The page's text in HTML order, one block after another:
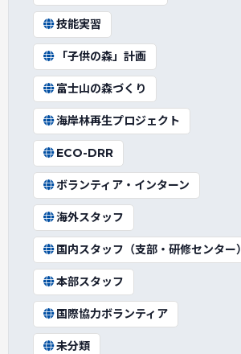
技能実習
「子供の森」計画
富士山の森づくり
海岸林再生プロジェクト
ECO-DRR
ボランティア・インターン
海外スタッフ
国内スタッフ（支部・研修センター）
本部スタッフ
国際協力ボランティア
未分類